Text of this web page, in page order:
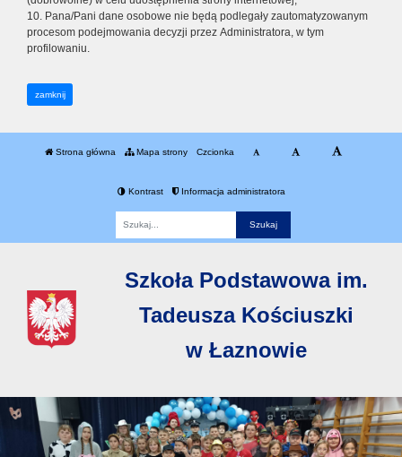
10. Pana/Pani dane osobowe nie będą podlegały zautomatyzowanym
procesom podejmowania decyzji przez Administratora, w tym
profilowaniu.
zamknij
Strona główna Mapa strony Czcionka
Kontrast Informacja administratora
Szkoła Podstawowa im.
Tadeusza Kościuszki
w Łaznowie